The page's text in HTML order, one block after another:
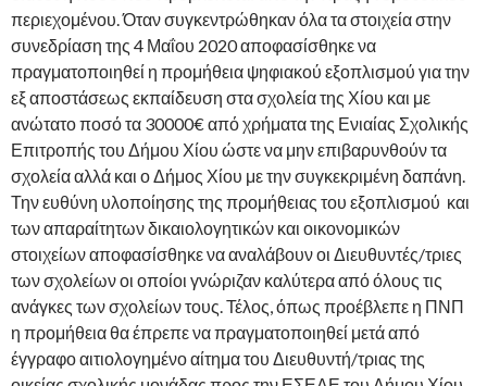
περιεχομένου. Όταν συγκεντρώθηκαν όλα τα στοιχεία στην
συνεδρίαση της 4 Μαΐου 2020 αποφασίσθηκε να
πραγματοποιηθεί η προμήθεια ψηφιακού εξοπλισμού για την
εξ αποστάσεως εκπαίδευση στα σχολεία της Χίου και με
ανώτατο ποσό τα 30000€ από χρήματα της Ενιαίας Σχολικής
Επιτροπής του Δήμου Χίου ώστε να μην επιβαρυνθούν τα
σχολεία αλλά και ο Δήμος Χίου με την συγκεκριμένη δαπάνη.
Την ευθύνη υλοποίησης της προμήθειας του εξοπλισμού και
των απαραίτητων δικαιολογητικών και οικονομικών
στοιχείων αποφασίσθηκε να αναλάβουν οι Διευθυντές/τριες
των σχολείων οι οποίοι γνώριζαν καλύτερα από όλους τις
ανάγκες των σχολείων τους. Τέλος, όπως προέβλεπε η ΠΝΠ
η προμήθεια θα έπρεπε να πραγματοποιηθεί μετά από
έγγραφο αιτιολογημένο αίτημα του Διευθυντή/τριας της